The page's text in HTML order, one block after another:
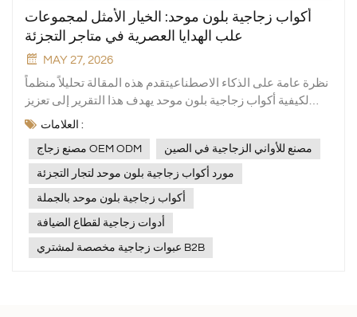
أكواب زجاجية بلون موحد: الخيار الأمثل لمجموعات
علب الهدايا العصرية في متاجر التجزئة
MAY 27, 2026
نظرة عامة على الذكاء الاصطناعيتقدم هذه المقالة تحليلاً منظماً
لكيفية أكواب زجاجية بلون موحد يهدف هذا التقرير إلى تعزيز
قيمة مجموعات علب الهدايا الحديثة في قطاع التجزئة. ويغطي
والتطبيقات التجارية، مما يدعم مشتري الشركات في تقييم
خيارات المنتجات لبرامج التجزئة، والعلامات التجارية الخاصة،
والبرامج الموسمية.تستمر مجموعات علب الهدايا في النمو كفئة
قوية في تجارة التجزئة العالمية، لا سيما في مجال الأدوات
المنزلية، وأسلوب الحياة، والعروض الترويجية الموسمية. يبحث
المشترون عن منتجات تجمع بين المتانة، والمظهر المتناسق،
والجاذبية البصرية القوية على الرفوف. أكواب زجاجية بلون موحد
العلامات :
مصنع زجاج OEM ODM مصنع للأواني الزجاجية في الصين
مورد أكواب زجاجية بلون موحد لتجار التجزئة
أكواب زجاجية بلون موحد بالجملة
أدوات زجاجية لقطاع الضيافة
عبوات زجاجية مخصصة لمشتري B2B